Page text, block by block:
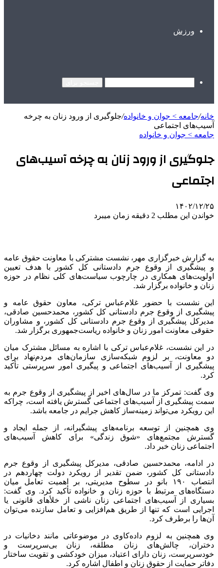
ورزش
خانه/جامعه > جوان و خانواده/جلوگیری از ورود زنان به چرخه
آسیب‌های اجتماعی
جامعه > جوان و خانواده
جلوگیری از ورود زنان به چرخه آسیب‌های
اجتماعی
۱۴۰۲/۱۲/۲۵
خواندن این مطلب 2 دقیقه زمان میبرد
به گزارش خبرگزاری مهر، نشست مشترکی با معاونت حقوق عامه
و پیشگیری از وقوع جرم دادستانی کل کشور با هدف تعیین
اولویت‌های همکاری در چارچوب سیاست‌های کلی نظام در حوزه
زنان و خانواده برگزار شد.
این نشست با حضور غلام‌عباس ترکی، معاون حقوق عامه و
پیشگیری از وقوع جرم دادستانی کل کشور، محمدحسین صادقی،
مدیرکل پیشگیری از وقوع جرم دادستانی کل کشور، و مشاوران
حقوقی معاونت امور زنان و خانواده ریاست‌جمهوری برگزار شد.
در این نشست، غلام‌عباس ترکی با اشاره به مسائل مشترک میان
دو معاونت، بر لزوم شبکه‌سازی سازمان‌های مردم‌نهاد برای
پیشگیری از آسیب‌های اجتماعی و پیگیری امور سرپرستی تأکید
کرد.
وی گفت: تمرکز ما در سال‌های اخیر از پیشگیری از وقوع جرم به
سمت پیشگیری از آسیب‌های اجتماعی گسترش یافته است، چراکه
این رویکرد می‌تواند زمینه‌ساز کاهش جرایم در جامعه باشد.
وی همچنین از توسعه برنامه‌های پیشگیرانه، از جمله ایجاد و
گسترش مجتمع‌های «شوق زندگی» برای کاهش آسیب‌های
اجتماعی زنان خبر داد.
در ادامه، محمدحسین صادقی، مدیرکل پیشگیری از وقوع جرم
دادستانی کل کشور، ضمن تقدیر از رویکرد دولت چهاردهم در
انتصاب ۱۹۰ بانو در سطوح مدیریتی، بر اهمیت تعامل میان
دستگاه‌های مرتبط با حوزه زنان و خانواده تأکید کرد. وی گفت:
بسیاری از آسیب‌های اجتماعی زنان ناشی از خلأهای قانونی یا
اجرایی است که تنها از طریق هم‌افزایی و تعامل سازنده می‌توان
آن‌ها را برطرف کرد.
وی همچنین به لزوم داده‌کاوی در موضوعاتی مانند دخانیات در
دختران، چالش‌های زنان مطلقه، زنان بی‌سرپرست و
خودسرپرست، زنان دارای اعتیاد، میزان خودکشی و تقویت ساختار
دفاتر حمایت از حقوق زنان و اطفال اشاره کرد.